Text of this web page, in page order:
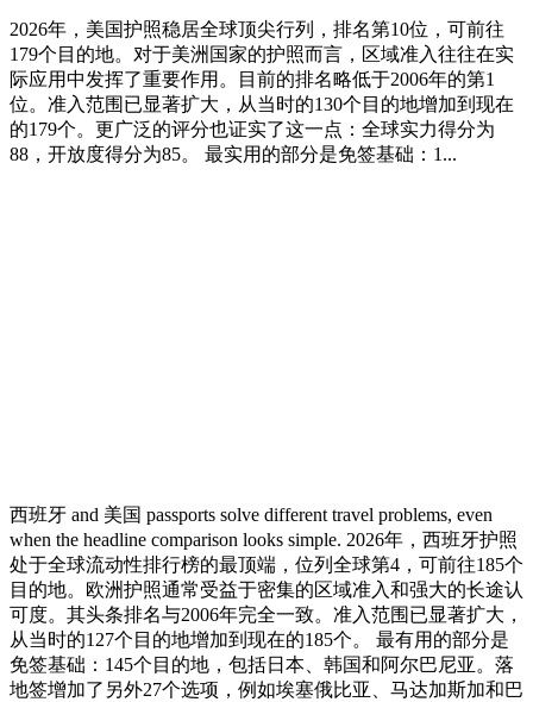
2026年，美国护照稳居全球顶尖行列，排名第10位，可前往
179个目的地。对于美洲国家的护照而言，区域准入往往在实
际应用中发挥了重要作用。目前的排名略低于2006年的第1
位。准入范围已显著扩大，从当时的130个目的地增加到现在
的179个。更广泛的评分也证实了这一点：全球实力得分为
88，开放度得分为85。 最实用的部分是免签基础：1...
西班牙 and 美国 passports solve different travel problems, even
when the headline comparison looks simple. 2026年，西班牙护照
处于全球流动性排行榜的最顶端，位列全球第4，可前往185个
目的地。欧洲护照通常受益于密集的区域准入和强大的长途认
可度。其头条排名与2006年完全一致。准入范围已显著扩大，
从当时的127个目的地增加到现在的185个。 最有用的部分是
免签基础：145个目的地，包括日本、韩国和阿尔巴尼亚。落
地签增加了另外27个选项，例如埃塞俄比亚、马达加斯加和巴